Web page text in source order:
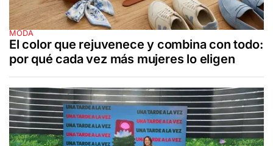
MODA
El color que rejuvenece y combina con todo:
por qué cada vez más mujeres lo eligen